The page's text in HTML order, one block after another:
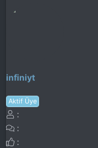
infiniyt
Aktif Üye